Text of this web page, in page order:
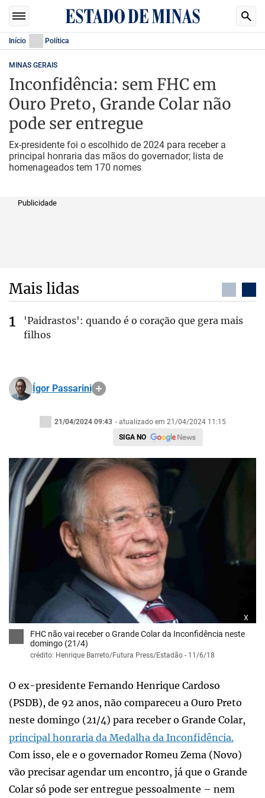
Início Política
MINAS GERAIS
Inconfidência: sem FHC em
Ouro Preto, Grande Colar não
pode ser entregue
Ex-presidente foi o escolhido de 2024 para receber a
principal honraria das mãos do governador; lista de
homenageados tem 170 nomes
Publicidade
Mais lidas
'Paidrastos': quando é o coração que gera mais
filhos
Ígor Passarini
21/04/2024 09:43 - atualizado em 21/04/2024 11:15
SIGA NO
x
FHC não vai receber o Grande Colar da Inconfidência neste
domingo (21/4)
crédito: Henrique Barreto/Futura Press/Estadão - 11/6/18
O ex-presidente Fernando Henrique Cardoso
(PSDB), de 92 anos, não compareceu a Ouro Preto
neste domingo (21/4) para receber o Grande Colar,
principal honraria da Medalha da Inconfidência.
Com isso, ele e o governador Romeu Zema (Novo)
vão precisar agendar um encontro, já que o Grande
Colar só pode ser entregue pessoalmente – nem